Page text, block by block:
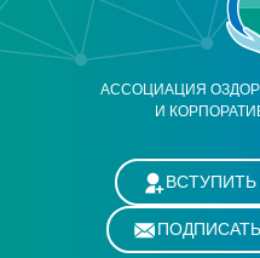
АССОЦИАЦИЯ
И